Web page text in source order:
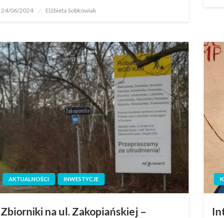
24/06/2024 Elżbieta Sobkowiak
AKTUALNOŚCI INWESTYCJE
Zbiorniki na ul. Zakopiańskiej –